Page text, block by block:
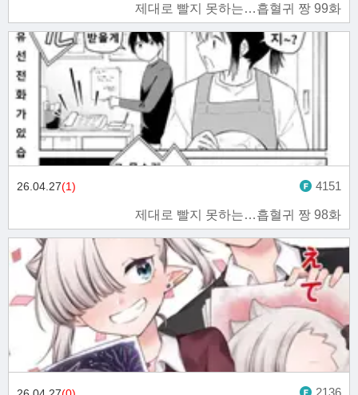
제대로 빨지 못하는…흡혈귀 짱 99화
제대로 빨지 못하는…흡혈귀 짱 98화
26.04.27(1) 4151
2136